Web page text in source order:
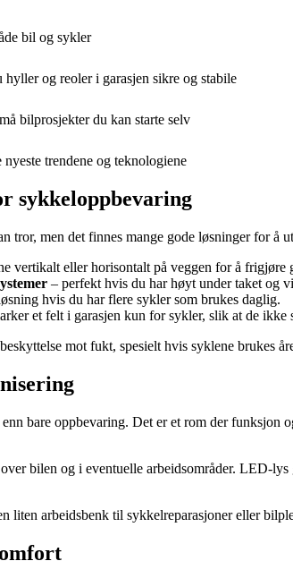
bil og sykler
og reoler i garasjen sikre og stabile
bilprosjekter du kan starte selv
trendene og teknologiene
sykkeloppbevaring
tror, men det finnes mange gode løsninger for å
vertikalt eller horisontalt på veggen for å frigjøre
– perfekt hvis du har høyt under taket og
hvis du har flere sykler som brukes daglig.
et felt i garasjen kun for sykler, slik at de ikke
mot fukt, spesielt hvis syklene brukes
bare oppbevaring. Det er et rom der
bilen og i eventuelle arbeidsområder. LED-
liten arbeidsbenk til sykkelreparasjoner eller